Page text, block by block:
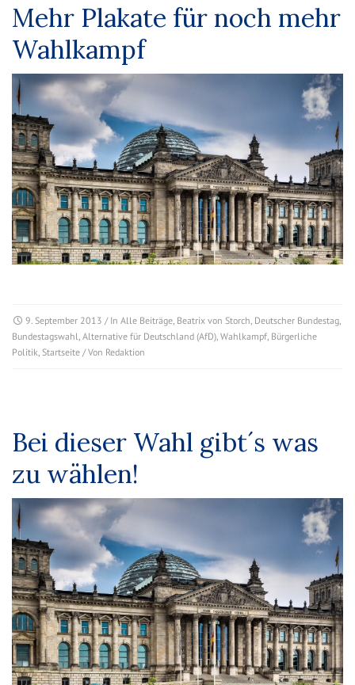
Mehr Plakate für noch mehr
Wahlkampf
9. September 2013 / In Alle Beiträge Beatrix von Storch Deutscher Bundestag
Bundestagswahl Alternative für Deutschland (AfD) Wahlkampf Bürgerliche
Politik Startseite / Von Redaktion
Bei dieser Wahl gibt´s was
zu wählen!